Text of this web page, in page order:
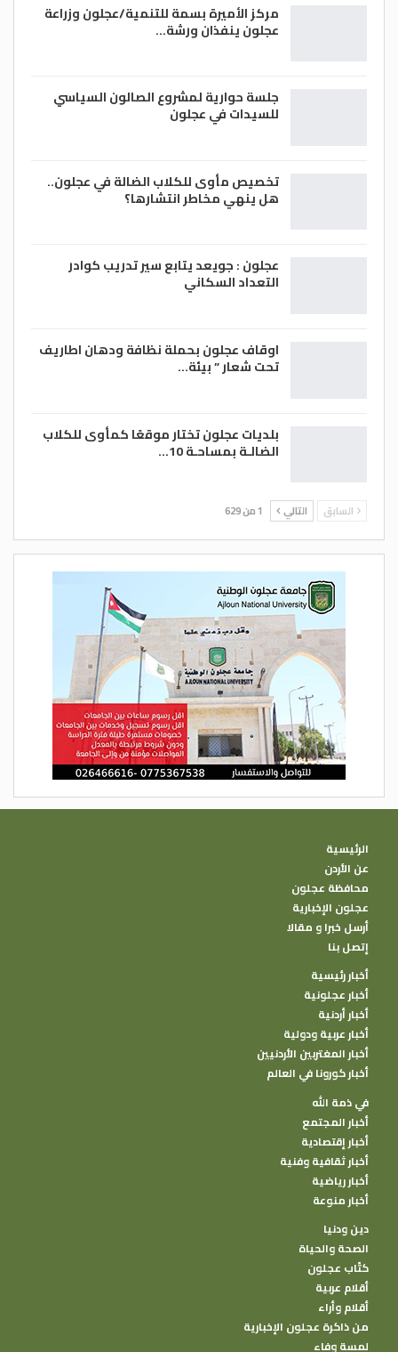
مركز الأميرة بسمة للتنمية/عجلون وزراعة
عجلون ينفذان ورشة…
جلسة حوارية لمشروع الصالون السياسي
للسيدات في عجلون
تخصيص مأوى للكلاب الضالة في عجلون..
هل ينهي مخاطر انتشارها؟
عجلون : جويعد يتابع سير تدريب كوادر
التعداد السكاني
اوقاف عجلون بحملة نظافة ودهان اطاريف
تحت شعار ” بيئة…
بلديات عجلون تختار موقعًا كمأوى للكلاب
الضالـة بمساحـة 10…
السابق التالي 1 من 629
الرئيسية
عن الأردن
محافظة عجلون
عجلون الإخبارية
أرسل خبرا و مقالا
إتصل بنا
أخبار رئيسية
أخبار عجلونية
أخبار أردنية
أخبار عربية ودولية
أخبار المغتربين الأردنيين
أخبار كورونا في العالم
في ذمة الله
أخبار المجتمع
أخبار إقتصادية
أخبار ثقافية وفنية
أخبار رياضية
أخبار منوعة
دين ودنيا
الصحة والحياة
كتًاب عجلون
أقلام عربية
أقلام وأراء
من ذاكرة عجلون الإخبارية
لمسة وفاء